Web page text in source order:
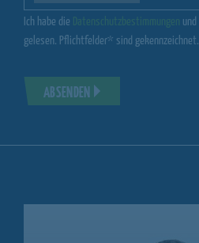
Ich habe die und
gelesen. Pflichtfelder* sind gekennzeichnet.
ABSENDEN